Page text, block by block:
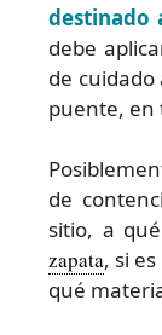
destinado
debe
de
puente, en
de
sitio, a
zapata, si
qué